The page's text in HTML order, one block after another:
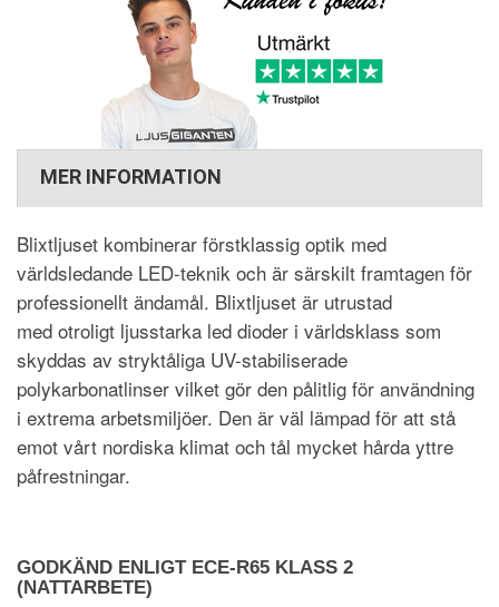
MER INFORMATION
Blixtljuset kombinerar förstklassig optik med
världsledande LED-teknik och är särskilt framtagen för
professionellt ändamål. Blixtljuset är utrustad
med otroligt ljusstarka led dioder i världsklass som
skyddas av stryktåliga UV-stabiliserade
polykarbonatlinser vilket gör den pålitlig för användning
i extrema arbetsmiljöer. Den är väl lämpad för att stå
emot vårt nordiska klimat och tål mycket hårda yttre
påfrestningar.
GODKÄND ENLIGT ECE-R65 KLASS 2
(NATTARBETE)